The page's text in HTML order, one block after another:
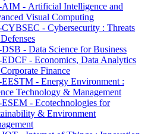
- Artificial Intelligence and
Visual Computing
- Cybersecurity : Threats
- Data Science for Business
- Economics, Data Analytics
Finance
- Energy Environment :
Technology & Management
- Ecotechnologies for
& Environment